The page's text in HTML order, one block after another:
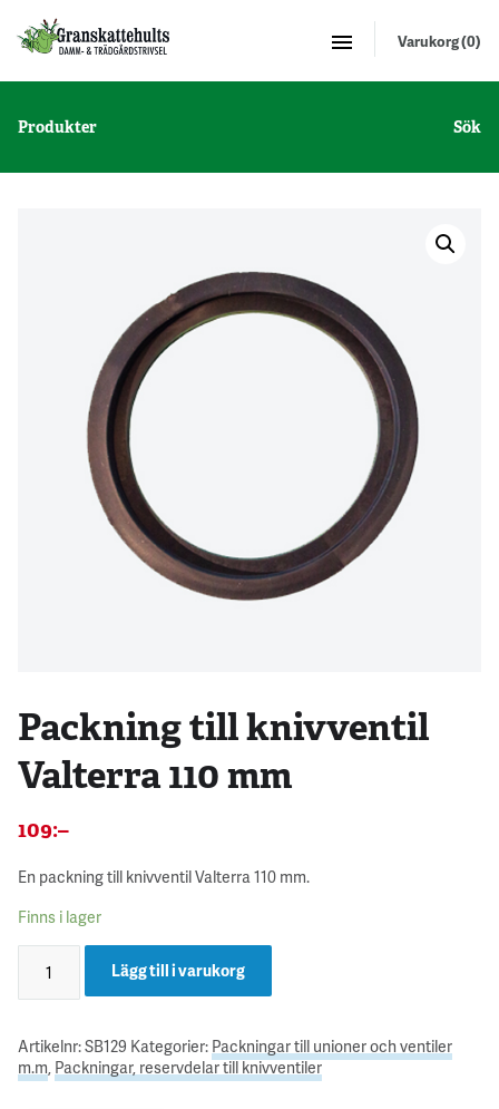
Varukorg (0)
Produkter Sök
Packning till knivventil
Valterra 110 mm
109:–
En packning till knivventil Valterra 110 mm.
Finns i lager
Lägg till i varukorg
Artikelnr:SB129 Kategorier: Packningar till unioner och ventiler
m.m Packningar, reservdelar till knivventiler